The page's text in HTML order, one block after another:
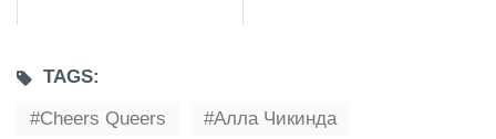
TAGS:
Cheers Queers
Алла Чикинда